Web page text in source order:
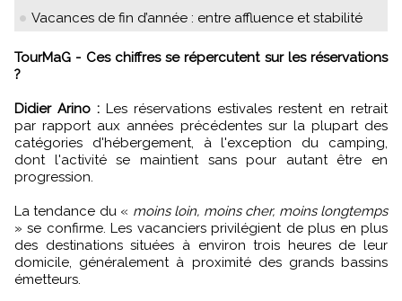
Vacances de fin d’année : entre affluence et stabilité
TourMaG - Ces chiffres se répercutent sur les réservations
?
Didier Arino : Les réservations estivales restent en retrait
par rapport aux années précédentes sur la plupart des
catégories d'hébergement, à l'exception du camping,
dont l'activité se maintient sans pour autant être en
progression.
La tendance du « moins loin, moins cher, moins longtemps
» se confirme. Les vacanciers privilégient de plus en plus
des destinations situées à environ trois heures de leur
domicile, généralement à proximité des grands bassins
émetteurs.